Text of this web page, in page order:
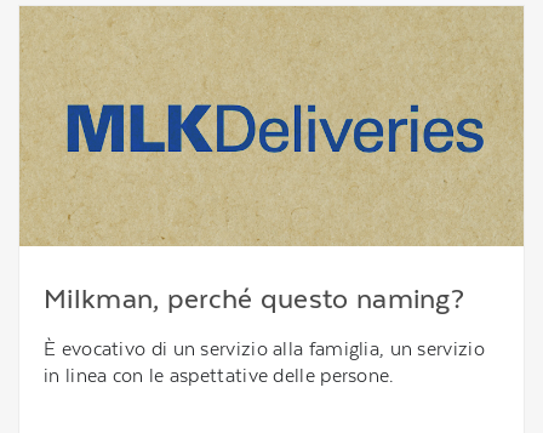
Milkman, perché questo naming?
È evocativo di un servizio alla famiglia, un servizio
in linea con le aspettative delle persone.